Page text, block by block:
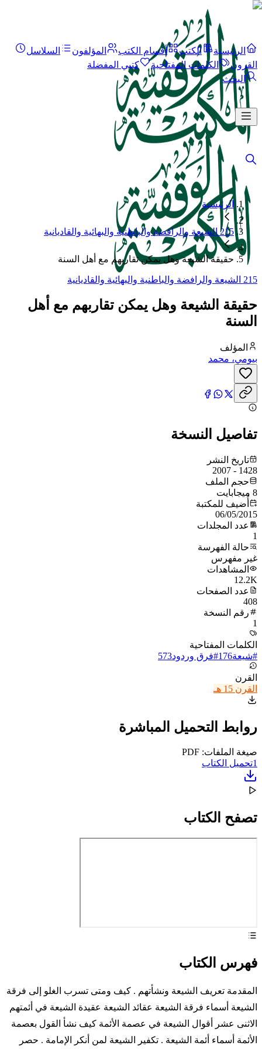
الرئيسية الكتب أقسام الكتب المؤلفون
السلاسل
القرون
الكلمات المفتاحية
كتبي المفضلة
البحث
الرئيسية
215 الشيعة والرافضة والباطنية والبهائية والقاديانية
حقيقة الشيعة وهل يمكن تقاربهم مع أهل السنة
215 الشيعة والرافضة والباطنية والبهائية والقاديانية
حقيقة الشيعة وهل يمكن تقاربهم مع أهل
السنة
المؤلف
بيومي، محمد
تفاصيل النسخة
تاريخ النشر
1428 - 2007
حجم الملف
8 ميجابايت
أُضيف للمكتبة
06/05/2015
عدد المجلدات
1
حالة الفهرسة
غير مفهرس
المشاهدات
12.2K
عدد الصفحات
408
رقم النسخة
1
الكلمات المفتاحية
#شيعة176
#فرق وردود573
القرن
القرن 15 هـ
روابط التحميل المباشرة
صيغة الملفات: PDF
1تحميل الكتاب
تصفح الكتاب
فهرس الكتاب
المقدمة تعريف الشيعة ونشأتهم . كيف ومتى تسرب الغلو إلى فرقة
الشيعة أسماء فرقة الشيعة عقائد الشيعة عقيدة الشيعة في أئمتهم
الاثنى عشر أقوال الشيعة في عصمة الأئمة كيف نشأ القول بعصمة
الأئمة أسماء أئمة الشيعة . تكفير الشيعة لمن أنكر الإمامة . حصر